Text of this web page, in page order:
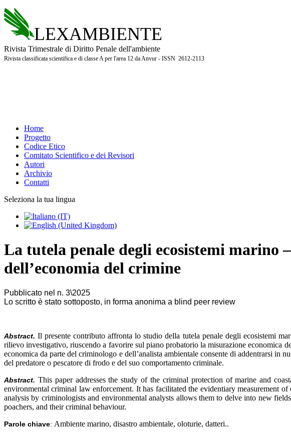
LEXAMBIENTE
Rivista Trimestrale di Diritto Penale dell'ambiente
Rivista classificata scientifica e di classe A per l'area 12 da Anvur - ISSN 2612-2113
Home
Progetto
Codice Etico
Comitato Scientifico e dei Revisori
Autori
Archivio
Contatti
Seleziona la tua lingua
La tutela penale degli ecosistemi marino
dell’economia del crimine
Pubblicato nel n. 3\2025
Lo scritto è stato sottoposto, in forma anonima a blind peer review
Abstract.Il presente contributo affronta lo studio della tutela penale degli ecosistemi
rilievo investigativo, riuscendo a favorire sul piano probatorio la misurazione economica
economica da parte del criminologo e dell’analista ambientale consente di addentrarsi
del predatore o pescatore di frodo e del suo comportamento criminale.
Abstract. This paper addresses the study of the criminal protection of marine and
environmental criminal law enforcement. It has facilitated the evidentiary measurement
analysis by criminologists and environmental analysts allows them to delve into new
poachers, and their criminal behaviour.
Parole chiave: Ambiente marino, disastro ambientale, oloturie, datteri..